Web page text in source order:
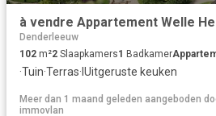
à vendre Appartement Welle
Denderleeuw
102 m²2 Slaapkamers1 Badkamer
·Tuin·Terras· IUitgeruste keuken
Meer dan 1 maand geleden aangeboden
immovlan